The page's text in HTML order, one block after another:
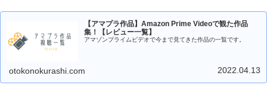
【アマプラ作品】Amazon Prime Videoで観た作品
集！【レビュー一覧】
アマゾンプライムビデオで今まで見てきた作品の一覧です。
otokonokurashi.com 2022.04.13